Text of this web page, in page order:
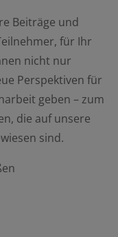
Beiträge und
für Ihr
nicht nur
Perspektiven für
geben – zum
die auf unsere
sind.